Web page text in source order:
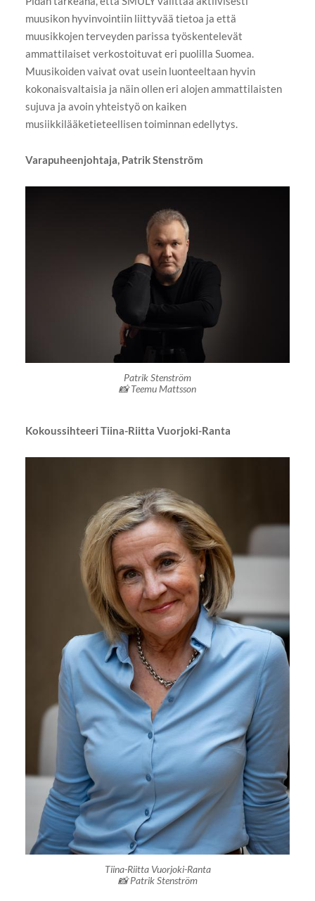
muusikon hyvinvointiin liittyvää tietoa ja että
muusikkojen terveyden parissa työskentelevät
ammattilaiset verkostoituvat eri puolilla Suomea.
Muusikoiden vaivat ovat usein luonteeltaan hyvin
kokonaisvaltaisia ja näin ollen eri alojen ammattilaisten
sujuva ja avoin yhteistyö on kaiken
musiikkilääketieteellisen toiminnan edellytys.
Varapuheenjohtaja, Patrik Stenström
Patrik Stenström
📸 Teemu Mattsson
Kokoussihteeri Tiina-Riitta Vuorjoki-Ranta
Tiina-Riitta Vuorjoki-Ranta
📸 Patrik Stenström